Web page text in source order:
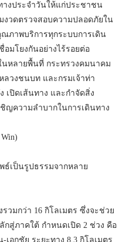
างประจำวันให้แก่ประชาชน
งวดตรวจสอบความปลอดภัยใน
ภาพบริการทุกระบบการเดิน
อมโยงกันอย่างไร้รอยต่อ
หลายพื้นที่ กระทรวงคมนาคม
ลวงชนบท และกรมเจ้าท่า
เปิดเส้นทาง และกำจัดสิ่ง
ญความลำบากในการเดินทาง
ธ์เป็นรูปธรรมจากหลาย
วมกว่า 16 กิโลเมตร ซึ่งจะช่วย
สู่ภาคใต้ กำหนดเปิด 2 ช่วง คือ
อกชัย ระยะทาง 8.3 กิโลเมตร